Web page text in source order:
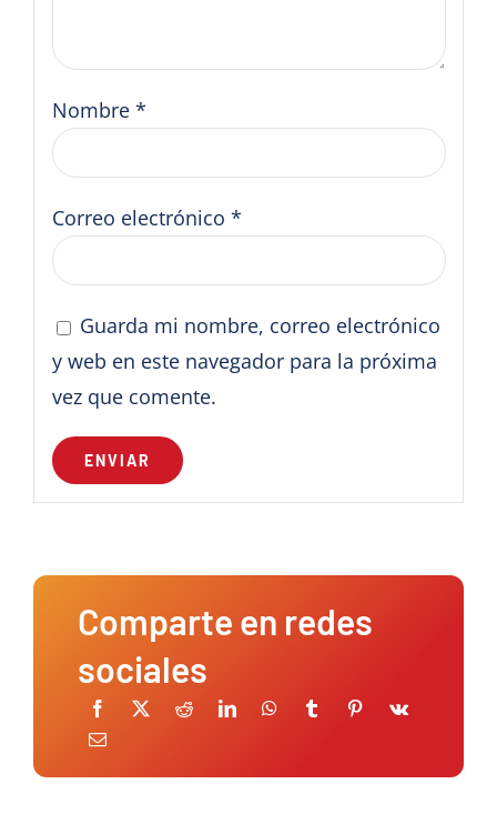
Nombre *
Correo electrónico *
Guarda mi nombre, correo electrónico
y web en este navegador para la próxima
vez que comente.
Comparte en redes
sociales